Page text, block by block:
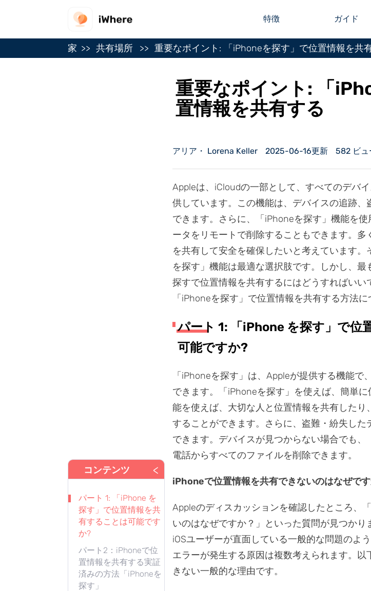
特徴 ガイド
家 共有場所 重要なポイント: 「iPhoneを探す」で位置情報を共
重要なポイント: 「
置情報を共有する
コンテンツ <
パート 1: 「iPhone を
探す」で位置情報を共
有することは可能です
か?
パート2：iPhoneで位
置情報を共有する実証
済みの方法「iPhoneを
探す」
アリア・ Lorena Keller 2025-06-16更新 582 ビュ
Appleは、iCloudの一部として、すべてのデバ
供しています。この機能は、デバイスの追跡、
できます。さらに、「iPhoneを探す」機能を
ータをリモートで削除することもできます。
を共有して安全を確保したいと考えています
を探す」機能は最適な選択肢です。しかし、
探すで位置情報を共有するにはどうすればいい
「iPhoneを探す」で位置情報を共有する方法に
パート 1: 「iPhone を探す」で位
可能ですか?
「iPhoneを探す」は、Appleが提供する機能で
できます。「iPhoneを探す」を使えば、簡単
能を使えば、大切な人と位置情報を共有したり
することができます。さらに、盗難・紛失し
できます。デバイスが見つからない場合でも
電話からすべてのファイルを削除できます。
iPhoneで位置情報を共有できないのはなぜで
Appleのディスカッションを確認したところ、
いのはなぜですか？」といった質問が見つか
iOSユーザーが直面している一般的な問題のよ
エラーが発生する原因は複数考えられます。
きない一般的な理由です。